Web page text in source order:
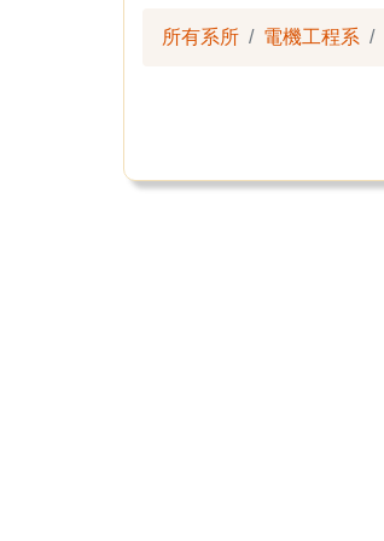
所有系所 電機工程系